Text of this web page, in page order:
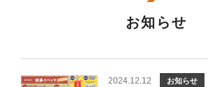
お知らせ
2024.12.12 お知らせ